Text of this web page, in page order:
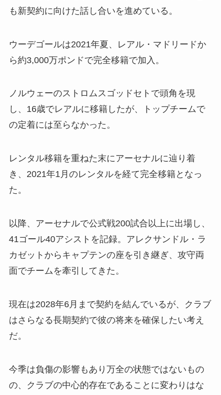
も新契約に向けた話し合いを進めている。
ウーデゴールは2021年夏、レアル・マドリードか
ら約3,000万ポンドで完全移籍で加入。
ノルウェーのストロムスゴッドセトで頭角を現
し、16歳でレアルに移籍したが、トップチームで
の定着には至らなかった。
レンタル移籍を重ねた末にアーセナルに辿り着
き、2021年1月のレンタルを経て完全移籍となっ
た。
以降、アーセナルで公式戦200試合以上に出場し、
41ゴール40アシストを記録。アレクサンドル・ラ
カゼットからキャプテンの座を引き継ぎ、攻守両
面でチームを牽引してきた。
現在は2028年6月まで契約を結んでいるが、クラブ
はさらなる長期契約で彼の将来を確保したい考え
だ。
今季は負傷の影響もあり万全の状態ではないもの
の、クラブの中心的存在であることに変わりはな